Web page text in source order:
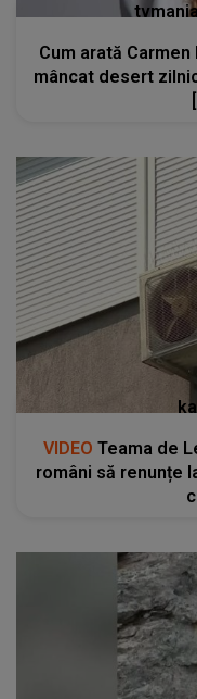
Cum arată Carmen
mâncat desert
VIDEO Teama de
români să renunțe